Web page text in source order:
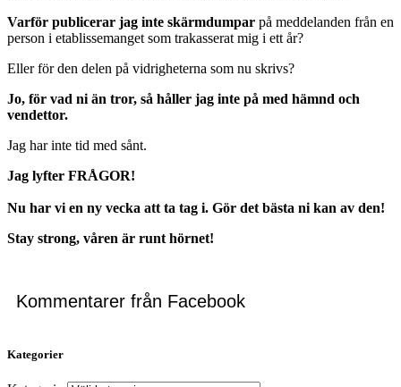
Varför publicerar jag inte skärmdumpar på meddelanden från en
person i etablissemanget som trakasserat mig i ett år?
Eller för den delen på vidrigheterna som nu skrivs?
Jo, för vad ni än tror, så håller jag inte på med hämnd och
vendettor.
Jag har inte tid med sånt.
Jag lyfter FRÅGOR!
Nu har vi en ny vecka att ta tag i. Gör det bästa ni kan av den!
Stay strong, våren är runt hörnet!
Kommentarer från Facebook
Kategorier